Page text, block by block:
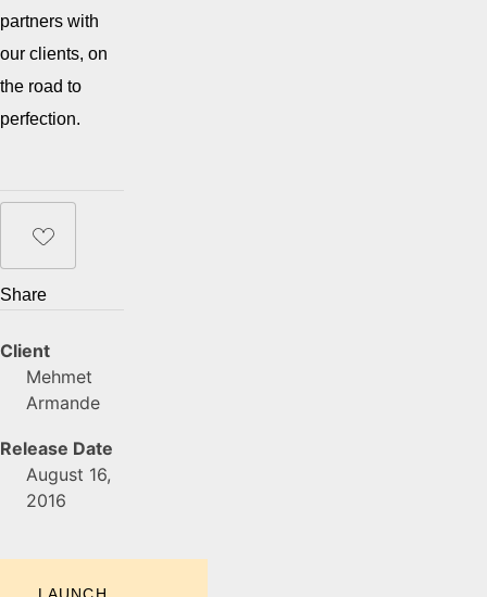
partners with
our clients, on
the road to
perfection.
Share
Client
Mehmet
Armande
Release Date
August 16,
2016
LAUNCH